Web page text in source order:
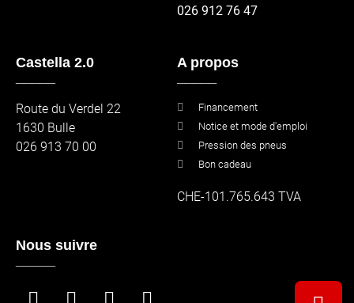
026 912 76 47
Castella 2.0
Route du Verdel 22
1630 Bulle
026 913 70 00
A propos
Financement
Notice et mode d'emploi
Pression des pneus
Bon cadeau
CHE-101.765.643 TVA
Nous suivre